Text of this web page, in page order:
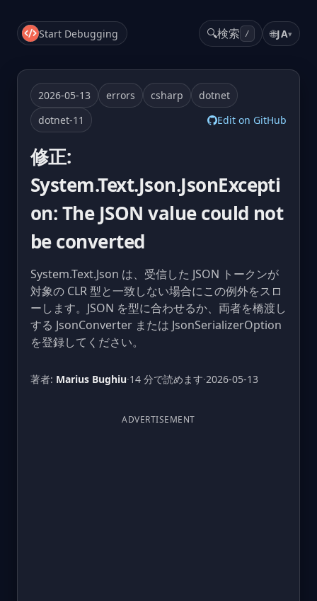
Start Debugging 🔍検索 / 🌐JA▾
2026-05-13 errors csharp
dotnet
dotnet-11
Edit on GitHub
修正:
System.Text.Json.JsonExcepti
on: The JSON value could not
be converted
System.Text.Json は、受信した JSON トークンが
対象の CLR 型と一致しない場合にこの例外をスロ
ーします。JSON を型に合わせるか、両者を橋渡し
する JsonConverter または JsonSerializerOption
を登録してください。
著者: Marius Bughiu·14 分で読めます·2026-05-13
ADVERTISEMENT